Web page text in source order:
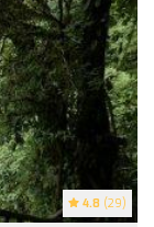
4.8 (29)